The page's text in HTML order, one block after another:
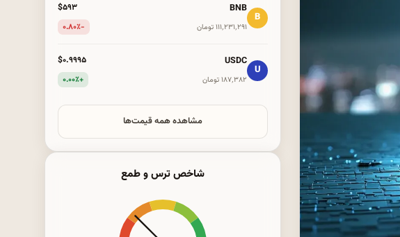
B
BNB
۱۱۱٬۲۳۱٬۲۹۱ تومان
$۵۹۳
-۰.۸۰٪
U
USDC
۱۸۷٬۳۸۲ تومان
$۰.۹۹۹۵
+۰.۰۰٪
مشاهده همه قیمت‌ها
شاخص ترس و طمع